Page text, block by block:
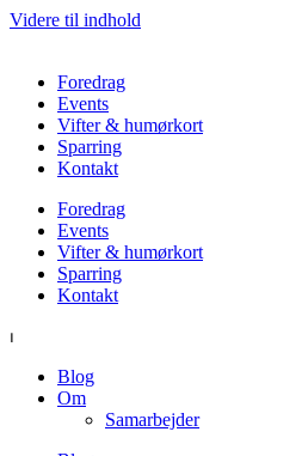
Videre til indhold
Foredrag
Events
Vifter & humørkort
Sparring
Kontakt
Foredrag
Events
Vifter & humørkort
Sparring
Kontakt
⏐
Blog
Om
Samarbejder